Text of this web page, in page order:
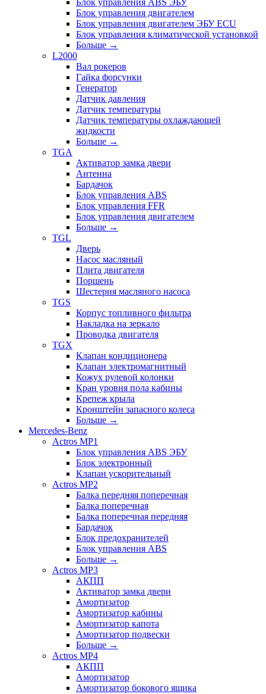
Блок управления ABS ЭБУ
Блок управления двигателем
Блок управления двигателем ЭБУ ECU
Блок управления климатической установкой
Больше →
L2000
Вал рокеров
Гайка форсунки
Генератор
Датчик давления
Датчик температуры
Датчик температуры охлаждающей
жидкости
Больше →
TGA
Активатор замка двери
Антенна
Бардачок
Блок управления ABS
Блок управления FFR
Блок управления двигателем
Больше →
TGL
Дверь
Насос масляный
Плита двигателя
Поршень
Шестерня масляного насоса
TGS
Корпус топливного фильтра
Накладка на зеркало
Проводка двигателя
TGX
Клапан кондиционера
Клапан электромагнитный
Кожух рулевой колонки
Кран уровня пола кабины
Крепеж крыла
Кронштейн запасного колеса
Больше →
Mercedes-Benz
Actros MP1
Блок управления ABS ЭБУ
Блок электронный
Клапан ускорительный
Actros MP2
Балка передняя поперечная
Балка поперечная
Балка поперечная передняя
Бардачок
Блок предохранителей
Блок управления ABS
Больше →
Actros MP3
АКПП
Активатор замка двери
Амортизатор
Амортизатор кабины
Амортизатор капота
Амортизатор подвески
Больше →
Actros MP4
АКПП
Амортизатор
Амортизатор бокового ящика